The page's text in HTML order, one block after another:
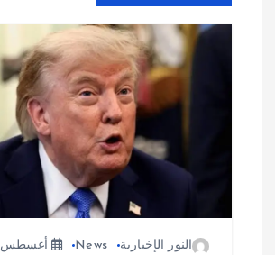
ق
النور الإخبارية News
أغسطس 8, 2026